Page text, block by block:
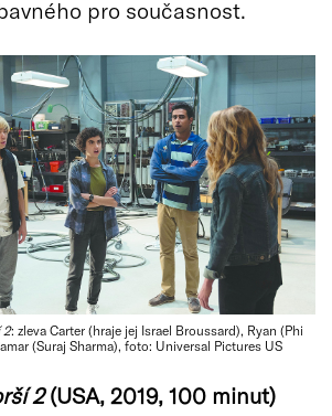
pro současnost.
2: zleva Carter (hraje jej Israel Broussard), Ryan (Phi
(Suraj Sharma), foto: Universal Pictures US
2(USA, 2019, 100 minut)